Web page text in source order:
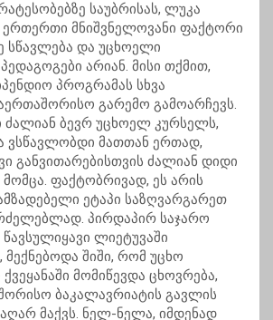
საუბრისას, ლუკა
ერთერთი მნიშვნელოვანი ფაქტორი
სწავლება და უცხოელი
არიან. მისი თქმით,
პროგრამას სხვა
გარემო გამოარჩევს.
ძალიან ბევრ უცხოელ კურსელს,
ვსწავლობდი მათთან ერთად,
განვითარებისთვის ძალიან დიდი
ფაქტობრივად, ეს არის
ეტაპი საზღვარგარეთ
პირდაპირ საჯარო
ლიეტუვაში
შიში, რომ უცხო
მომიწევდა ცხოვრება,
ბაკალავრიატის გავლის
აღარ მაქვს. ნელ-ნელა, იმდენად